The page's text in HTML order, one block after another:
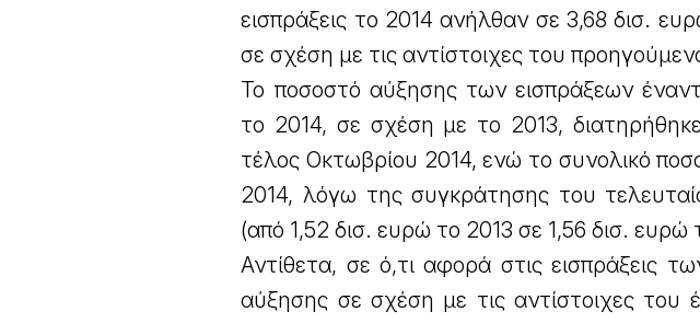
εισπράξεις το 2014 ανήλθαν σε 3,68 δισ.
σε σχέση με τις αντίστοιχες του
Το ποσοστό αύξησης των εισπράξεων
το 2014, σε σχέση με το 2013,
τέλος Οκτωβρίου 2014, ενώ το συνολικό
2014, λόγω της συγκράτησης του
(από 1,52 δισ. ευρώ το 2013 σε 1,56 δισ. ευρώ
Αντίθετα, σε ό,τι αφορά στις εισπράξεις
αύξησης σε σχέση με τις αντίστοιχες